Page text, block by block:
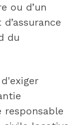
ou d’un
du